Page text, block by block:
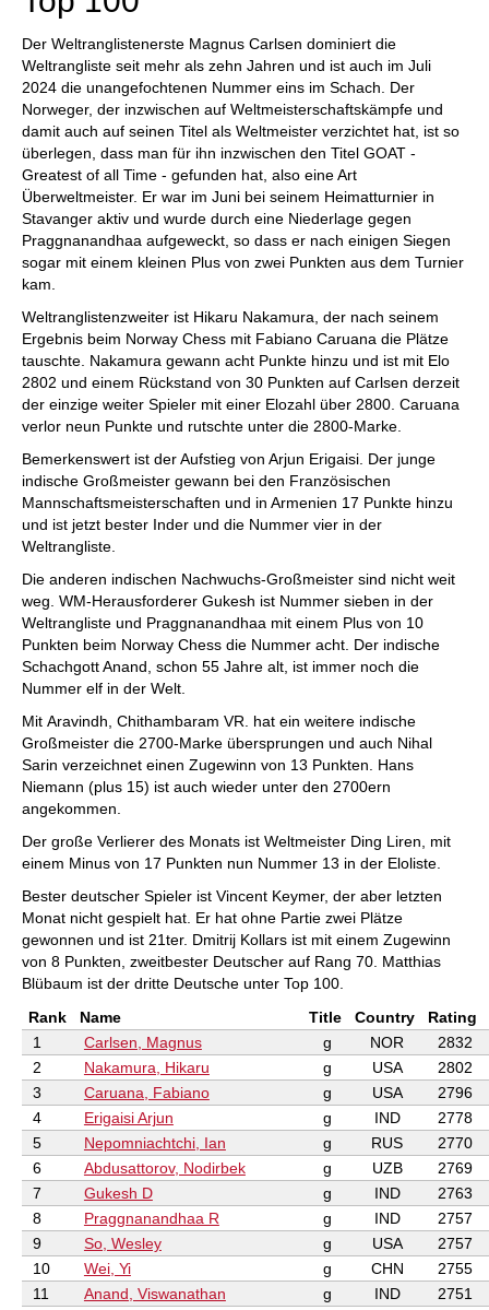
Der Weltranglistenerste Magnus Carlsen dominiert die
Weltrangliste seit mehr als zehn Jahren und ist auch im Juli
2024 die unangefochtenen Nummer eins im Schach. Der
Norweger, der inzwischen auf Weltmeisterschaftskämpfe und
damit auch auf seinen Titel als Weltmeister verzichtet hat, ist so
überlegen, dass man für ihn inzwischen den Titel GOAT -
Greatest of all Time - gefunden hat, also eine Art
Überweltmeister. Er war im Juni bei seinem Heimatturnier in
Stavanger aktiv und wurde durch eine Niederlage gegen
Praggnanandhaa aufgeweckt, so dass er nach einigen Siegen
sogar mit einem kleinen Plus von zwei Punkten aus dem Turnier
kam.
Weltranglistenzweiter ist Hikaru Nakamura, der nach seinem
Ergebnis beim Norway Chess mit Fabiano Caruana die Plätze
tauschte. Nakamura gewann acht Punkte hinzu und ist mit Elo
2802 und einem Rückstand von 30 Punkten auf Carlsen derzeit
der einzige weiter Spieler mit einer Elozahl über 2800. Caruana
verlor neun Punkte und rutschte unter die 2800-Marke.
Bemerkenswert ist der Aufstieg von Arjun Erigaisi. Der junge
indische Großmeister gewann bei den Französischen
Mannschaftsmeisterschaften und in Armenien 17 Punkte hinzu
und ist jetzt bester Inder und die Nummer vier in der
Weltrangliste.
Die anderen indischen Nachwuchs-Großmeister sind nicht weit
weg. WM-Herausforderer Gukesh ist Nummer sieben in der
Weltrangliste und Praggnanandhaa mit einem Plus von 10
Punkten beim Norway Chess die Nummer acht. Der indische
Schachgott Anand, schon 55 Jahre alt, ist immer noch die
Nummer elf in der Welt.
Mit Aravindh, Chithambaram VR. hat ein weitere indische
Großmeister die 2700-Marke übersprungen und auch Nihal
Sarin verzeichnet einen Zugewinn von 13 Punkten. Hans
Niemann (plus 15) ist auch wieder unter den 2700ern
angekommen.
Der große Verlierer des Monats ist Weltmeister Ding Liren, mit
einem Minus von 17 Punkten nun Nummer 13 in der Eloliste.
Bester deutscher Spieler ist Vincent Keymer, der aber letzten
Monat nicht gespielt hat. Er hat ohne Partie zwei Plätze
gewonnen und ist 21ter. Dmitrij Kollars ist mit einem Zugewinn
von 8 Punkten, zweitbester Deutscher auf Rang 70. Matthias
Blübaum ist der dritte Deutsche unter Top 100.
Rank
Name Title Country
Rating
1
Carlsen, Magnus g NOR
2832
2
Nakamura, Hikaru g USA
2802
3
Caruana, Fabiano g USA
2796
4
Erigaisi Arjun g IND
2778
5
Nepomniachtchi, Ian g RUS
2770
6
Abdusattorov, Nodirbek g UZB
2769
7
Gukesh D g IND
2763
8
Praggnanandhaa R g IND
2757
9
So, Wesley g USA
2757
10
Wei, Yi g CHN
2755
11
Anand, Viswanathan g IND
2751